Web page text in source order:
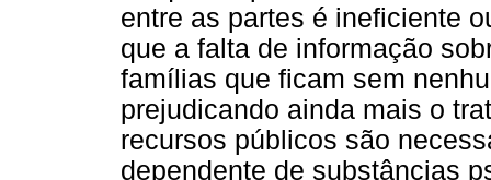
entre as partes é ineficiente
que a falta de informação
famílias que ficam sem
prejudicando ainda mais o
recursos públicos são
dependente de substâncias